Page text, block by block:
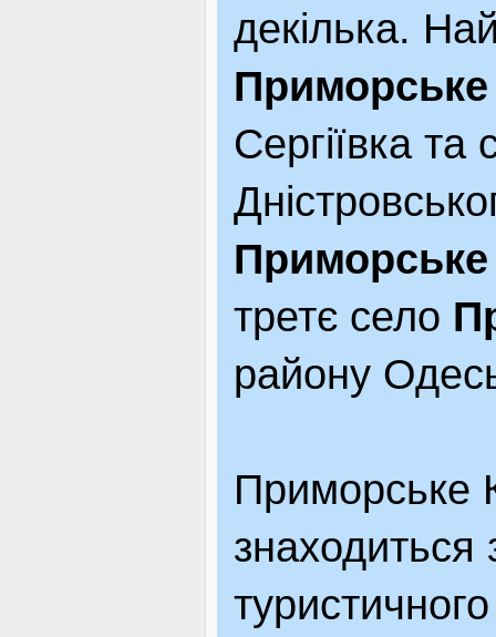
декілька.
Приморське
Сергіївка
Приморське
третє село
району
Приморське
знаходиться